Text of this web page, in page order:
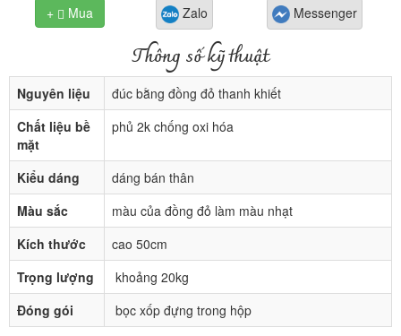
+  Mua Zalo Messenger
Thông số kỹ thuật
Nguyên liệu
đúc bằng đồng đỏ thanh khiết
Chất liệu bề
mặt
phủ 2k chống oxi hóa
Kiểu dáng
dáng bán thân
Màu sắc
màu của đồng đỏ làm màu nhạt
Kích thước
cao 50cm
Trọng lượng
khoảng 20kg
Đóng gói
bọc xốp đựng trong hộp